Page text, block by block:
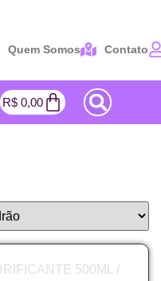
Quem Somos Contato
R$0,00